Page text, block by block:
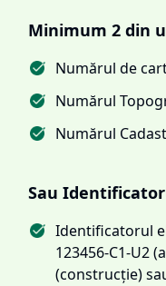
Minimum 2 din
Numărul de
Numărul
Numărul
Sau
Identificatorul
123456-C1-U2
(construcție)